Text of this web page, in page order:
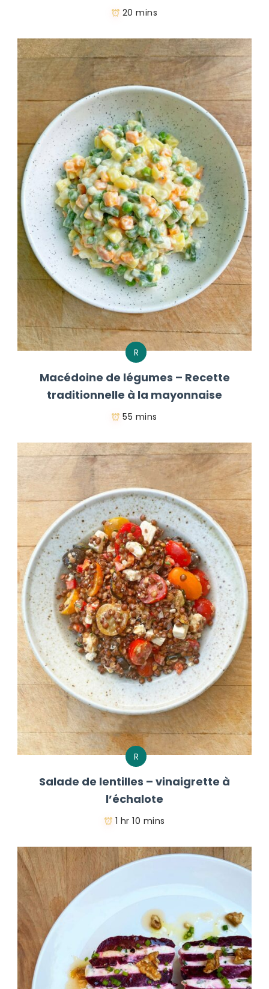
20 mins
R
Macédoine de légumes – Recette
traditionnelle à la mayonnaise
55 mins
R
Salade de lentilles – vinaigrette à
l’échalote
1 hr 10 mins